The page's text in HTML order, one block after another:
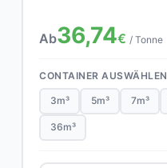
Ab36,74€ / Tonne
CONTAINER AUSWÄHLEN
3m³ 5m³ 7m³
36m³